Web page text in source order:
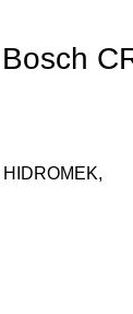
HIDROMEK,